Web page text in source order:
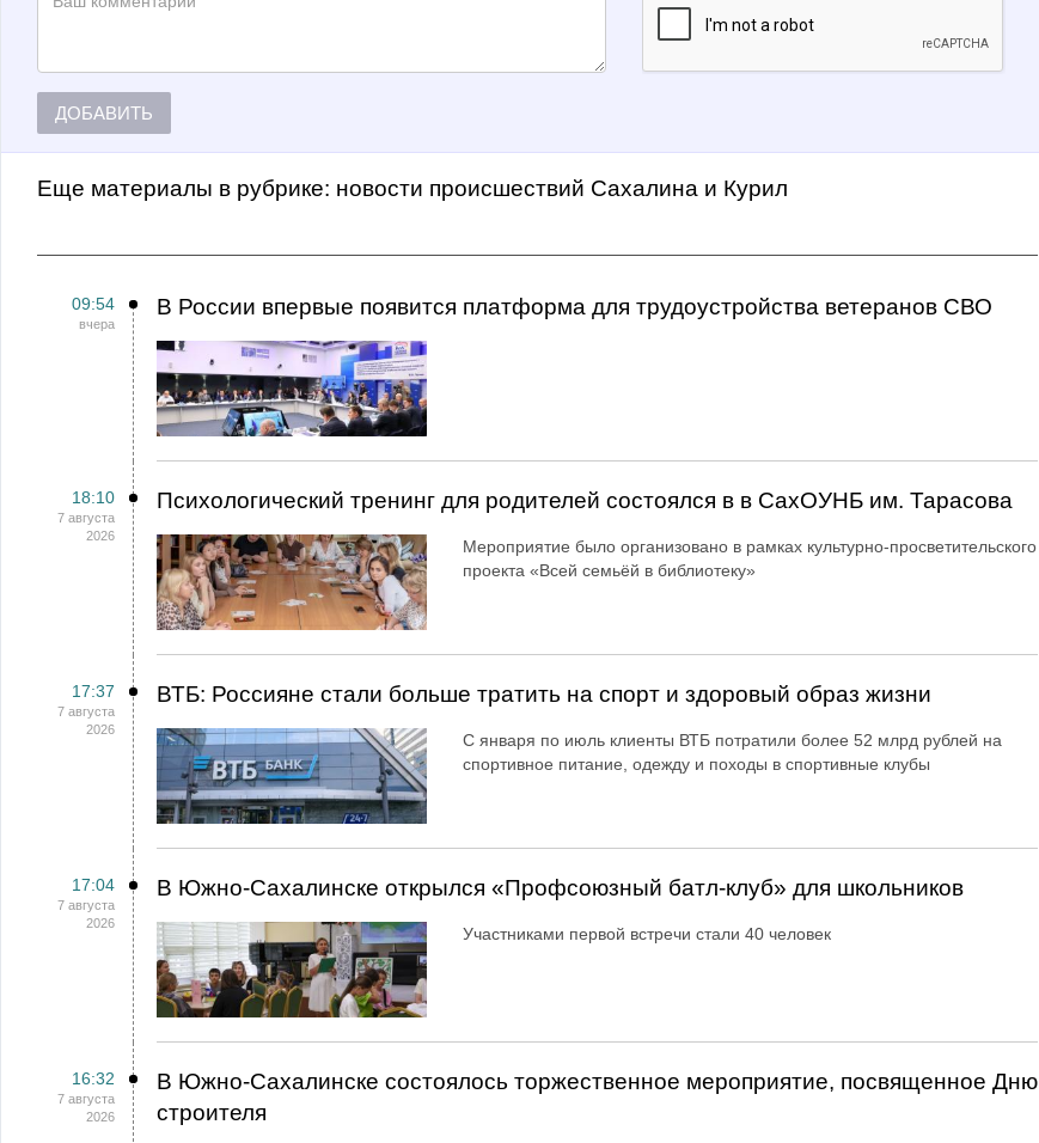
ДОБАВИТЬ
Еще материалы в рубрике: Новости происшествий Сахалина и Курил
09:54
вчера
В России впервые появится платформа для трудоустройства ветеранов СВО
18:10
7 августа
2026
Психологический тренинг для родителей состоялся в в СахОУНБ им. Тарасова
Мероприятие было организовано в рамках культурно-просветительского
проекта «Всей семьёй в библиотеку»
17:37
7 августа
2026
ВТБ: Россияне стали больше тратить на спорт и здоровый образ жизни
С января по июль клиенты ВТБ потратили более 52 млрд рублей на
спортивное питание, одежду и походы в спортивные клубы
17:04
7 августа
2026
В Южно-Сахалинске открылся «Профсоюзный батл-клуб» для школьников
Участниками первой встречи стали 40 человек
16:32
7 августа
2026
В Южно-Сахалинске состоялось торжественное мероприятие, посвященное Дню
строителя